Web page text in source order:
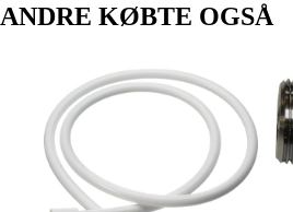
ANDRE KØBTE OGSÅ